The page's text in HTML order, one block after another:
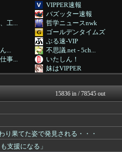
VIPPER速報
バズッター速報
工...
哲学ニュースnwk
ゴールデンタイムズ
ぶる速-VIP
...
不思議.net - 5ch...
事...
いたしん！
妹はVIPPER
VIPPER速報
easterEgg
筋肉速報
バズッター速報
NEWSぽけまとめーる
まとめCUP
15836 in / 78545 out
り果てた姿で発見される・・・
支援になる」